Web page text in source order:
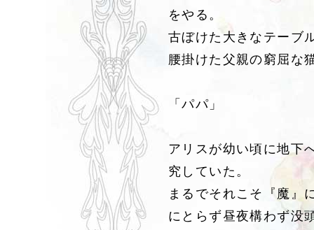
をやる。
古ぼけた大きなテーブ
腰掛けた父親の窮屈な
「パパ」
アリスが幼い頃に地下
究していた。
まるでそれこそ『魔』
にとらず昼夜構わず没